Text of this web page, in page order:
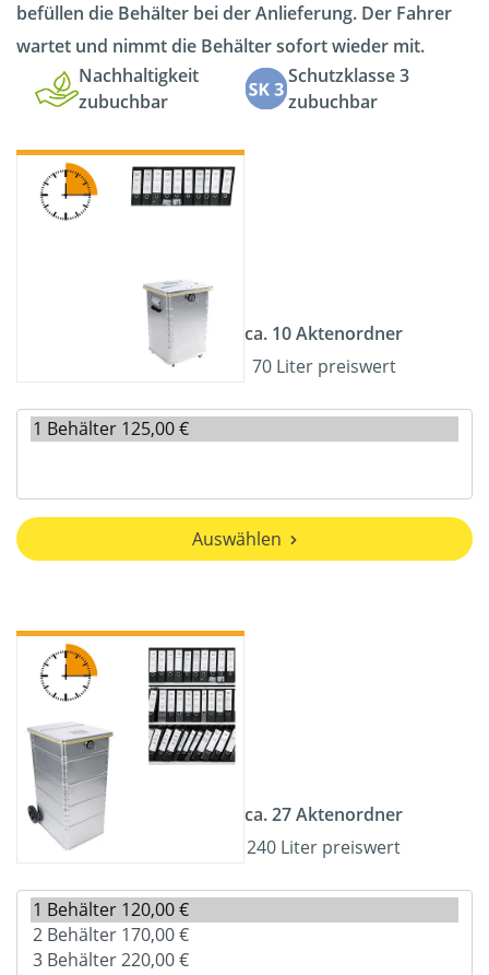
befüllen die Behälter bei der Anlieferung. Der Fahrer
wartet und nimmt die Behälter sofort wieder mit.
Nachhaltigkeit
zubuchbar
Schutzklasse 3
zubuchbar
ca. 10 Aktenordner
70 Liter preiswert
Auswählen
ca. 27 Aktenordner
240 Liter preiswert